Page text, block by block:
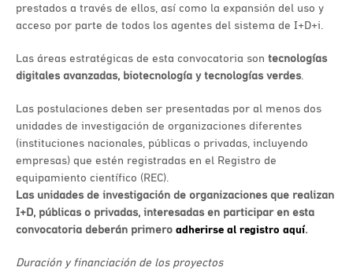
prestados a través de ellos, así como la expansión del uso y
acceso por parte de todos los agentes del sistema de I+D+i.
Las áreas estratégicas de esta convocatoria son tecnologías
digitales avanzadas, biotecnología y tecnologías verdes.
Las postulaciones deben ser presentadas por al menos dos
unidades de investigación de organizaciones diferentes
(instituciones nacionales, públicas o privadas, incluyendo
empresas) que estén registradas en el Registro de
equipamiento científico (REC).
Las unidades de investigación de organizaciones que realizan
I+D, públicas o privadas, interesadas en participar en esta
convocatoria deberán primero adherirse al registro aquí.
Duración y financiación de los proyectos